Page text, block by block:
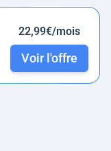
22,99€/mois
Voir l'offre